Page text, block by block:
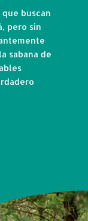
buscan
pero sin
sabana de